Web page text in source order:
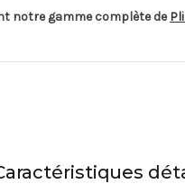
notre gamme complète de